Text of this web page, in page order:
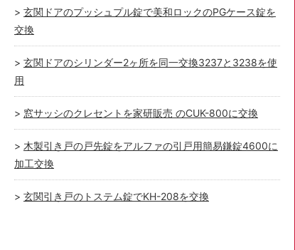
玄関ドアのプッシュプル錠で美和ロックのPGケース錠を
交換
玄関ドアのシリンダー2ヶ所を同一交換3237と3238を使
用
窓サッシのクレセントを家研販売 のCUK-800に交換
木製引き戸の戸先錠をアルファの引戸用簡易鎌錠4600に
加工交換
玄関引き戸のトステム錠でKH-208を交換